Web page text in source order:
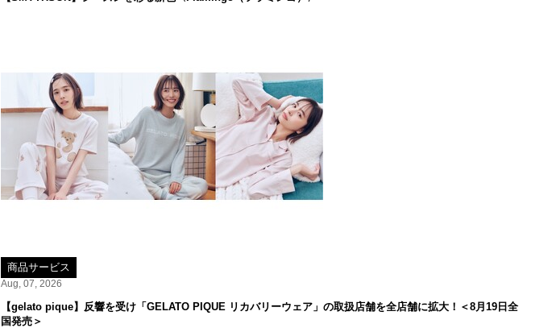
商品サービス
Aug, 07, 2026
【gelato pique】反響を受け「GELATO PIQUE リカバリーウェア」の取扱店舗を全店舗に拡大！＜8月19日全
国発売＞